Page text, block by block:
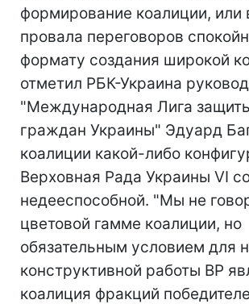
формирование коалиции, или
провала переговоров
формату создания широкой
отметил РБК-Украина
"Международная Лига
граждан Украины" Эдуард
коалиции какой-либо
Верховная Рада Украины VI
недееспособной. "Мы не
цветовой гамме коалиции, но
обязательным условием для
конструктивной работы ВР
коалиция фракций